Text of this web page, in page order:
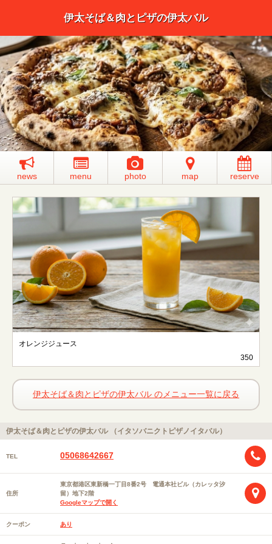
伊太そば＆肉とピザの伊太バル
news menu photo map reserve
オレンジジュース
350
伊太そば＆肉とピザの伊太バル のメニュー一覧に戻る
伊太そば＆肉とピザの伊太バル （イタソバニクトピザノイタバル）
TEL 05068642667
住所
東京都港区東新橋一丁目8番2号 電通本社ビル（カレッタ汐
留）地下2階
Googleマップで開く
クーポン あり